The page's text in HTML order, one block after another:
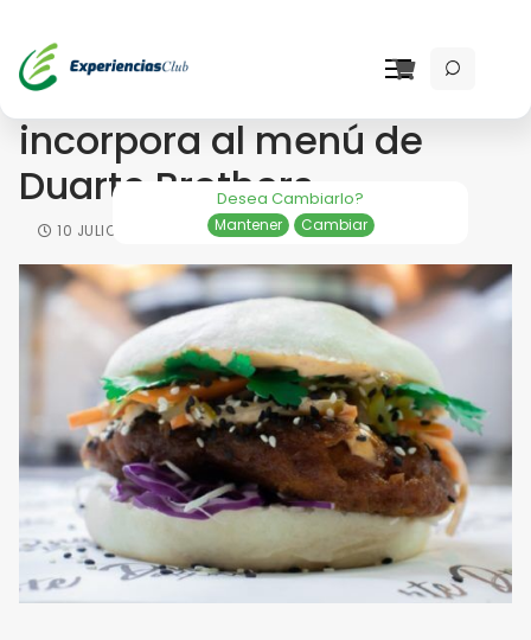
Desea Cambiarlo?
Mantener Cambiar
El Chicken Bao se
incorpora al menú de
Duarte Brothers
10 JULIO 2020 NEWS